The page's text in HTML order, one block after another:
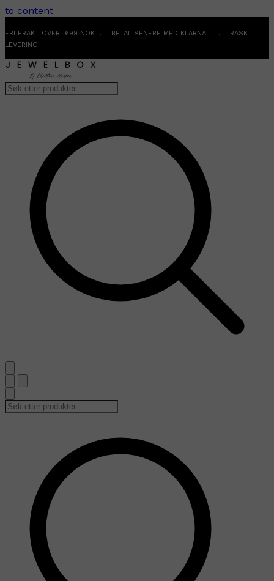
to content
FRI FRAKT OVER 699 NOK . BETAL SENERE MED KLARNA . RASK
LEVERING